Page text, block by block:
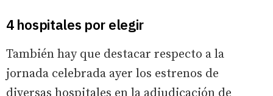
4 hospitales por elegir
También hay que destacar respecto a la
jornada celebrada ayer los estrenos de